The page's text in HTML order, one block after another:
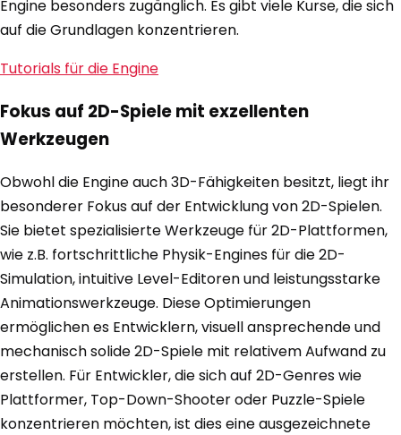
Engine besonders zugänglich. Es gibt viele Kurse, die sich
auf die Grundlagen konzentrieren.
Tutorials für die Engine
Fokus auf 2D-Spiele mit exzellenten
Werkzeugen
Obwohl die Engine auch 3D-Fähigkeiten besitzt, liegt ihr
besonderer Fokus auf der Entwicklung von 2D-Spielen.
Sie bietet spezialisierte Werkzeuge für 2D-Plattformen,
wie z.B. fortschrittliche Physik-Engines für die 2D-
Simulation, intuitive Level-Editoren und leistungsstarke
Animationswerkzeuge. Diese Optimierungen
ermöglichen es Entwicklern, visuell ansprechende und
mechanisch solide 2D-Spiele mit relativem Aufwand zu
erstellen. Für Entwickler, die sich auf 2D-Genres wie
Plattformer, Top-Down-Shooter oder Puzzle-Spiele
konzentrieren möchten, ist dies eine ausgezeichnete